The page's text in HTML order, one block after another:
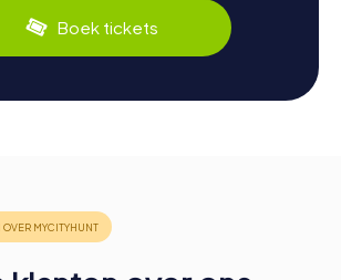
Boek tickets